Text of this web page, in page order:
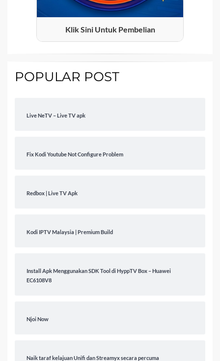
Klik Sini Untuk Pembelian
POPULAR POST
Live NeTV – Live TV apk
Fix Kodi Youtube Not Configure Problem
Redbox | Live TV Apk
Kodi IPTV Malaysia | Premium Build
Install Apk Menggunakan SDK Tool di HyppTV Box – Huawei
EC6108V8
Njoi Now
Naik taraf kelajuan Unifi dan Streamyx secara percuma